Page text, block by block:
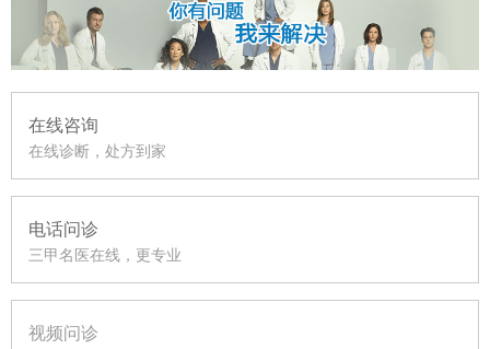
在线咨询
在线诊断，处方到家
电话问诊
三甲名医在线，更专业
视频问诊